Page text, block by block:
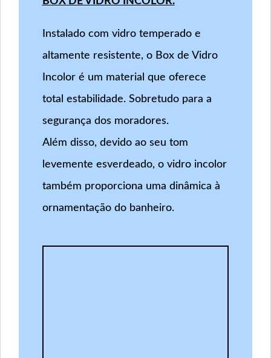
Instalado com vidro temperado e
altamente resistente, o Box de Vidro
Incolor é um material que oferece
total estabilidade. Sobretudo para a
segurança dos moradores.
Além disso, devido ao seu tom
levemente esverdeado, o vidro incolor
também proporciona uma dinâmica à
ornamentação do banheiro.